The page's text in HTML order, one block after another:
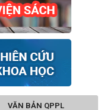
VĂN BẢN QPPL